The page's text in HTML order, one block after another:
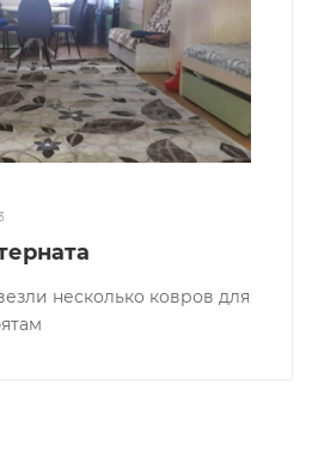
несколько ковров для